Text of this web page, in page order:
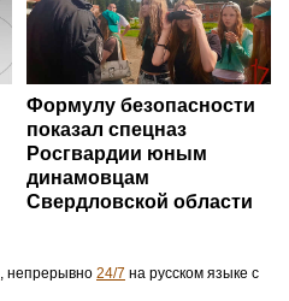
Формулу безопасности
показал спецназ
Росгвардии юным
динамовцам
Свердловской области
, непрерывно 24/7 на русском языке с